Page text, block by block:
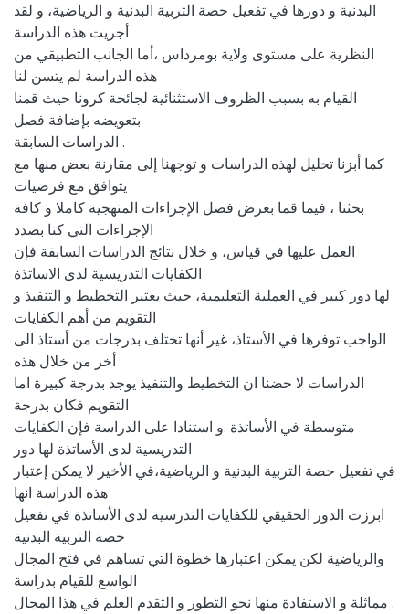
البدنية و دورها في تفعيل حصة التربية البدنية و الرياضية، و لقد
أجريت هذه الدراسة
النظرية على مستوى ولاية بومرداس ،أما الجانب التطبيقي من
هذه الدراسة لم يتسن لنا
القيام به بسبب الظروف الاستثنائية لجائحة كرونا حيث قمنا
بتعويضه بإضافة فصل
الدراسات السابقة .
كما أبزنا تحليل لهذه الدراسات و توجهنا إلى مقارنة بعض منها مع
يتوافق مع فرضيات
بحثنا ، فيما قما بعرض فصل الإجراءات المنهجية كاملا و كافة
الإجراءات التي كنا بصدد
العمل عليها في قياس، و خلال نتائج الدراسات السابقة فإن
الكفايات التدريسية لدى الاساتذة
لها دور كبير في العملية التعليمية، حيث يعتبر التخطيط و التنفيذ و
التقويم من أهم الكفايات
الواجب توفرها في الأستاذ، غير أنها تختلف بدرجات من أستاذ الى
أخر من خلال هذه
الدراسات لا حضنا ان التخطيط والتنفيذ يوجد بدرجة كبيرة اما
التقويم فكان بدرجة
متوسطة في الأساتذة .و استنادا على الدراسة فإن الكفايات
التدريسية لدى الأساتذة لها دور
في تفعيل حصة التربية البدنية و الرياضية،في الأخير لا يمكن إعتبار
هذه الدراسة انها
ابرزت الدور الحقيقي للكفايات التدرسية لدى الأساتذة في تفعيل
حصة التربية البدنية
والرياضية لكن يمكن اعتبارها خطوة التي تساهم في فتح المجال
الواسع للقيام بدراسة
مماثلة و الاستفادة منها نحو التطور و التقدم العلم في هذا المجال .